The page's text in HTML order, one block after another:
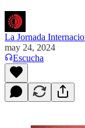
La Jornada
may 24, 2024
Escucha